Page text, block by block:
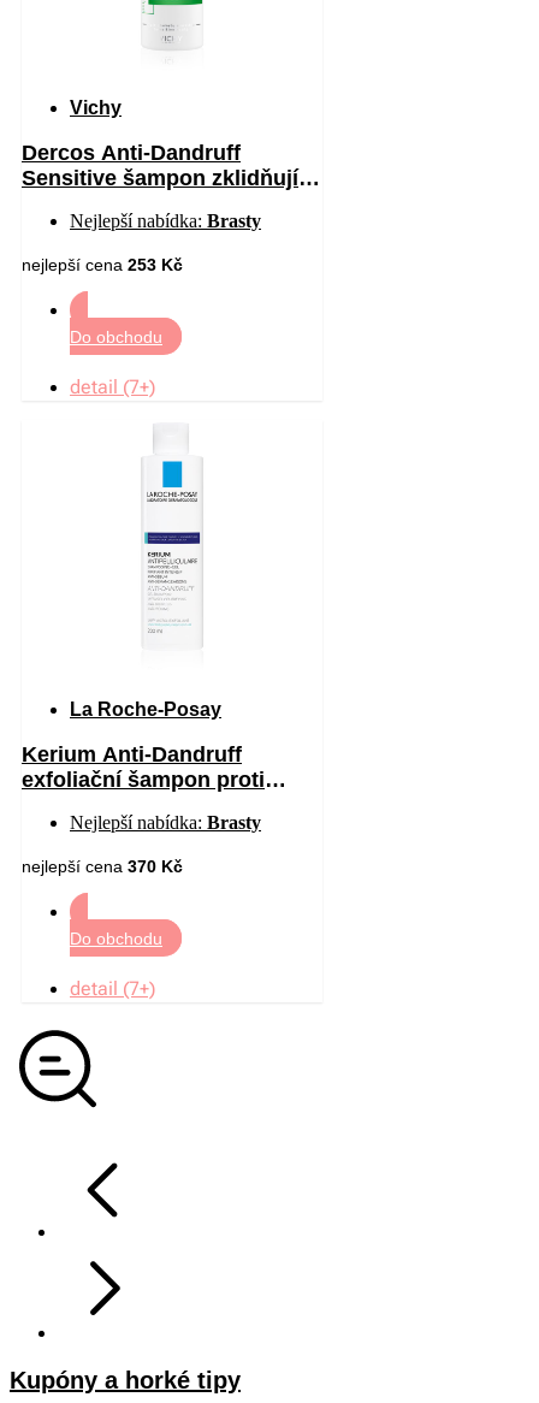
Vichy
Dercos Anti-Dandruff
Sensitive šampon zklidňující
lupům 200 ml
Nejlepší nabídka: Brasty
nejlepší cena 253 Kč
Do obchodu
detail (7+)
La Roche-Posay
Kerium Anti-Dandruff
exfoliační šampon proti
Nejlepší nabídka: Brasty
nejlepší cena 370 Kč
Do obchodu
detail (7+)
Kupóny a horké tipy